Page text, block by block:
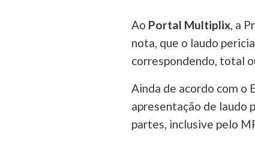
Ao Portal Multiplix, a
nota, que o laudo
correspondendo, total
Ainda de acordo com o
apresentação de laudo
partes, inclusive pelo